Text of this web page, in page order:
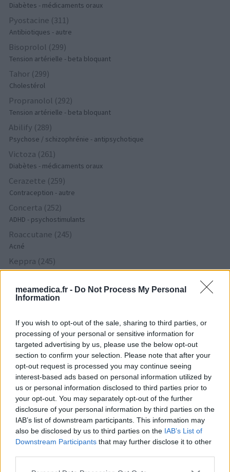
meamedica.fr - Do Not Process My Personal
Information
If you wish to opt-out of the sale, sharing to third parties, or
processing of your personal or sensitive information for
targeted advertising by us, please use the below opt-out
section to confirm your selection. Please note that after your
opt-out request is processed you may continue seeing
interest-based ads based on personal information utilized by
us or personal information disclosed to third parties prior to
your opt-out. You may separately opt-out of the further
disclosure of your personal information by third parties on the
IAB’s list of downstream participants. This information may
also be disclosed by us to third parties on the IAB’s List of
Downstream Participants that may further disclose it to other
Diabètes - médicaments oraux
Pyostacine (311)
Antibiotiques - autre
Bisoprolol (299)
Tension artérielle - beta bloquant
Tahor (299)
Cholestérol
Propranolol (292)
Tension artérielle - beta bloquant
Abilify (289)
Psychose / schizophrénie - antipsychotique
Victoza (261)
Diabètes - médicaments oraux
Cerazette (259)
Contraception - autre
Concerta (252)
ADHD - psychostimulants
Roaccutane (245)
Acné
Keppra (245)
Epilepsie
Doxycycline (243)
Antibiotiques - tetracyclines
Dépression - antidépresseurs TCA
Risperdal (230)
Psychose / schizophrénie - antipsychotique
Les évaluations de cette page sont écrites par les utilisateurs
eux-mêmes ; ces avis sont d’abord lus, et éventuellement
adaptés afin de répondre à nos standards en ce qui concerne
l’évaluation d’un médicament, avant d’être approuvés. Pour
partager des évaluations, il n’est pas nécessaire de posséder
des connaissances médicales. De cette façon, les évaluations
reflètent seulement une image fidèle des expériences propres